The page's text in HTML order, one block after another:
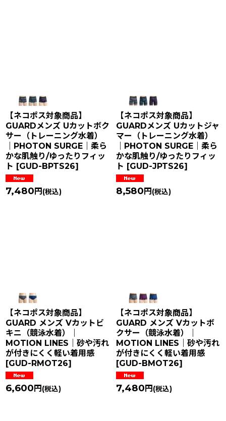
【ネコポス対象商品】
GUARDメンズ Uカットボク
サー（トレーニング水着）
｜PHOTON SURGE｜柔ら
かな肌触り/ゆったりフィッ
ト [GUD-BPTS26]
7,480 円 (税込)
【ネコポス対象商品】
GUARDメンズ Uカットジャ
マー（トレーニング水着）
｜PHOTON SURGE｜柔ら
かな肌触り/ゆったりフィッ
ト [GUD-JPTS26]
8,580 円 (税込)
【ネコポス対象商品】
GUARD メンズ Vカットビ
キニ（競泳水着）｜
MOTION LINES｜砂や汚れ
が付きにくく軽い着用感
[GUD-RMOT26]
6,600 円 (税込)
【ネコポス対象商品】
GUARD メンズ Vカットボ
クサー（競泳水着）｜
MOTION LINES｜砂や汚れ
が付きにくく軽い着用感
[GUD-BMOT26]
7,480 円 (税込)